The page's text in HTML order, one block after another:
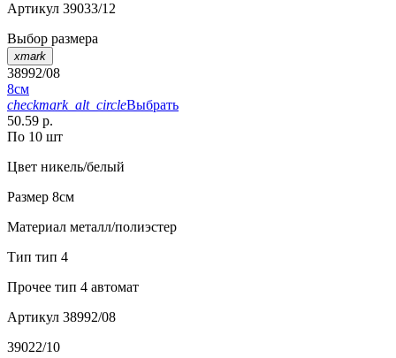
Артикул 39033/12
Выбор размера
xmark
38992/08
8см
checkmark_alt_circleВыбрать
50.59 р.
По 10 шт
Цвет никель/белый
Размер 8см
Материал металл/полиэстер
Тип тип 4
Прочее тип 4 автомат
Артикул 38992/08
39022/10